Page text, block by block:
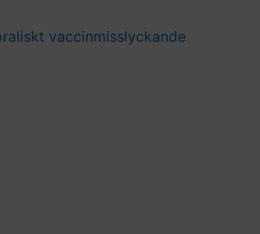
vaccinmisslyckande